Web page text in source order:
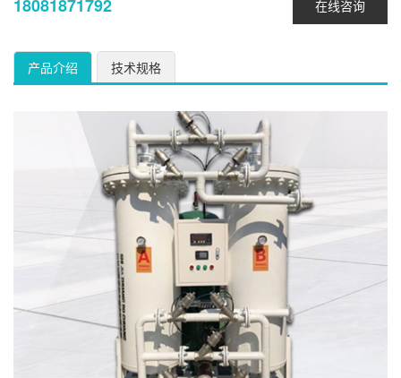
在线咨询
18081871792
产品介绍 技术规格